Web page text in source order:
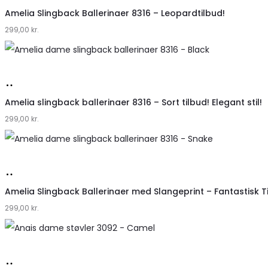
hos
Klædeskabet.dk
Amelia Slingback Ballerinaer 8316 – Leopardtilbud!
299,00 kr.
hos
Klædeskabet.dk
Amelia slingback ballerinaer 8316 – Sort tilbud! Elegant stil!
299,00 kr.
hos
Klædeskabet.dk
Amelia Slingback Ballerinaer med Slangeprint – Fantastisk
299,00 kr.